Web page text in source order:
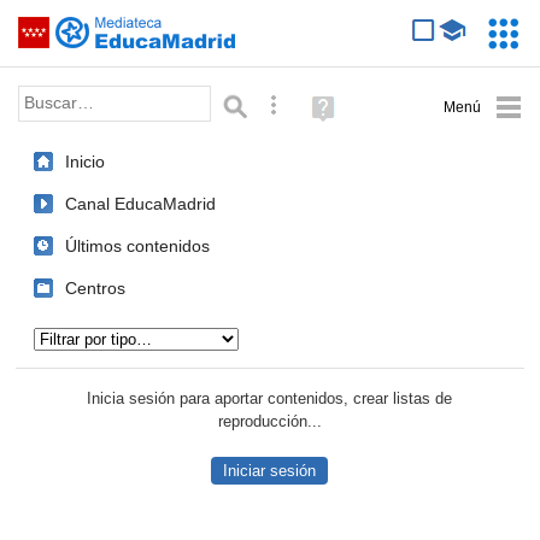
Saltar navegación
Palabra o frase: Búsqueda avanzada
Ayuda
(en
Inicio
Canal EducaMadrid
Últimos contenidos
Centros
Inicia sesión para aportar contenidos, crear listas de
reproducción...
Iniciar sesión